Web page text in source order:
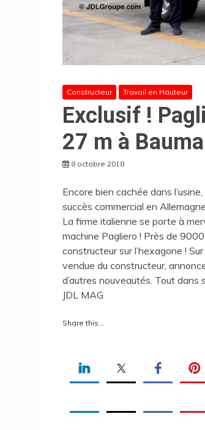
Constructeur Travail en Hauteur
Exclusif !
27 m à
8 octobre 2018
Encore bien cachée dans
succès commercial en
La firme italienne se porte à
machine Pagliero ! Près de
constructeur sur l’hexagone !
vendue du constructeur,
d’autres nouveautés. Tout
JDL MAG
Share this…